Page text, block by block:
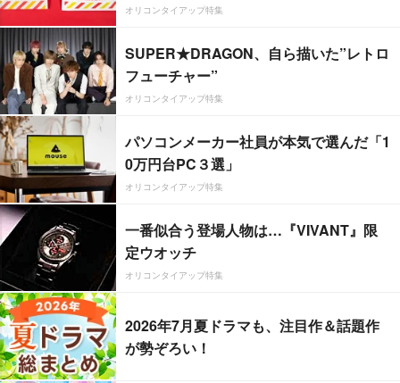
オリコンタイアップ特集
SUPER★DRAGON、自ら描いた”レトロ
フューチャー”
オリコンタイアップ特集
パソコンメーカー社員が本気で選んだ「1
0万円台PC３選」
オリコンタイアップ特集
一番似合う登場人物は…『VIVANT』限
定ウオッチ
オリコンタイアップ特集
2026年7月夏ドラマも、注目作＆話題作
が勢ぞろい！